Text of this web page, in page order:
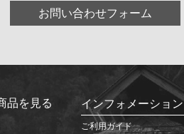
お問い合わせフォーム
品を見る インフォメーション
ご利用ガイド